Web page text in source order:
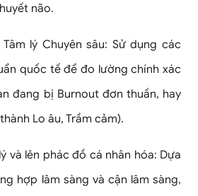
não.
lý Chuyên sâu: Sử dụng các
quốc tế để đo lường chính xác
đang bị Burnout đơn thuần, hay
Lo âu, Trầm cảm).
và lên phác đồ cá nhân hóa: Dựa
hợp lâm sàng và cận lâm sàng,